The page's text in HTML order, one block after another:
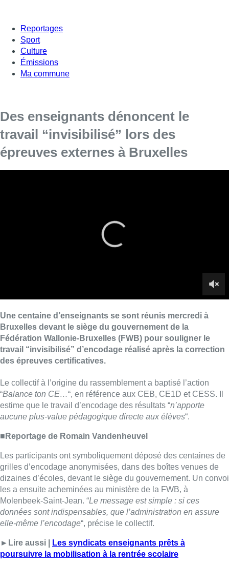
Reportages
Sport
Culture
Émissions
Ma commune
Des enseignants dénoncent le
travail “invisibilisé” lors des
épreuves externes à Bruxelles
des épreuves certificatives.
Le collectif à l’origine du rassemblement a baptisé l’action
■Reportage de Romain Vandenheuvel
Les participants ont symboliquement déposé des centaines de
grilles d’encodage anonymisées, dans des boîtes venues de
dizaines d’écoles, devant le siège du gouvernement. Un convoi
les a ensuite acheminées au ministère de la FWB, à
Molenbeek-Saint-Jean. “Le message est simple : si ces
elle-même l’encodage“, précise le collectif.
►Lire aussi |Les syndicats enseignants prêts à
poursuivre la mobilisation à la rentrée scolaire
L’action s’est déroulée dans une ambiance festive avec une
“Cette mise en scène volontairement festive et décalée tranche
ironiquement avec le climat de tension qui traverse aujourd’hui
le monde de l’enseignement”, affirment les organisateurs.
“Nous refusons de rester silencieux alors que l’école publique
est fragilisée”,a déclaré Nicolas Jacquinet, un des
organisateurs de l’action.“Aujourd’hui, nous voulons envoyer
idéalistes et nous continuons à nous battre contre une réforme
injuste.”